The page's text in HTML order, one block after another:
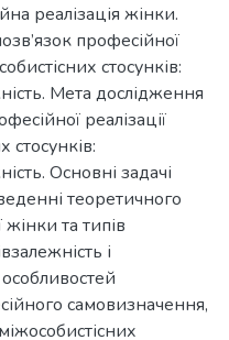
реалізація жінки.
професійної
стосунків:
Мета дослідження
реалізації
стосунків:
Основні задачі
теоретичного
жінки та типів
і
самовизначення,